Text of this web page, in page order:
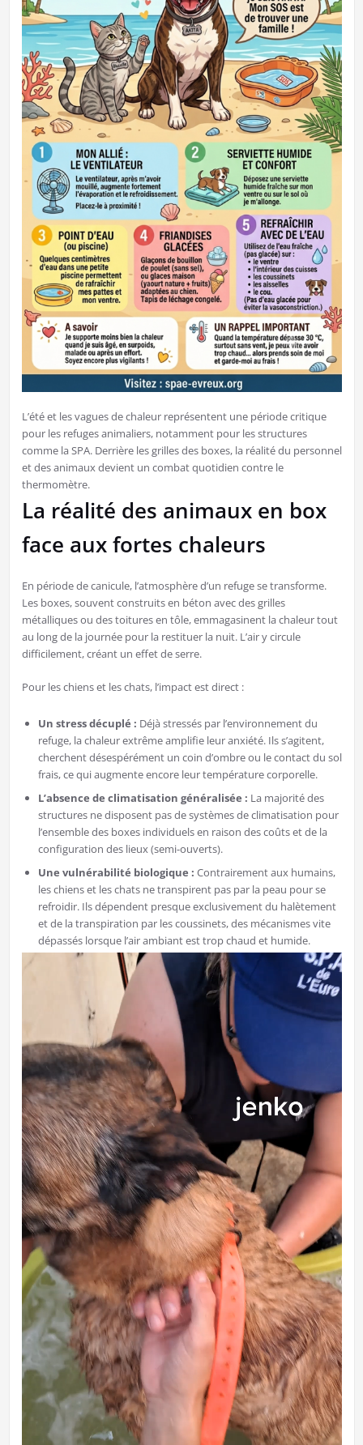
L’été et les vagues de chaleur représentent une période critique
pour les refuges animaliers, notamment pour les structures
comme la SPA. Derrière les grilles des boxes, la réalité du personnel
et des animaux devient un combat quotidien contre le
thermomètre.
​La réalité des animaux en box
face aux fortes chaleurs
​En période de canicule, l’atmosphère d’un refuge se transforme.
Les boxes, souvent construits en béton avec des grilles
métalliques ou des toitures en tôle, emmagasinent la chaleur tout
au long de la journée pour la restituer la nuit. L’air y circule
difficilement, créant un effet de serre.
​Pour les chiens et les chats, l’impact est direct :
Un stress décuplé : Déjà stressés par l’environnement du
refuge, la chaleur extrême amplifie leur anxiété. Ils s’agitent,
cherchent désespérément un coin d’ombre ou le contact du sol
frais, ce qui augmente encore leur température corporelle.
L’absence de climatisation généralisée : La majorité des
structures ne disposent pas de systèmes de climatisation pour
l’ensemble des boxes individuels en raison des coûts et de la
configuration des lieux (semi-ouverts).
Une vulnérabilité biologique : Contrairement aux humains,
les chiens et les chats ne transpirent pas par la peau pour se
refroidir. Ils dépendent presque exclusivement du halètement
et de la transpiration par les coussinets, des mécanismes vite
dépassés lorsque l’air ambiant est trop chaud et humide.